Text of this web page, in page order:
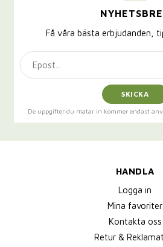
Få våra bästa erbjudanden,
SKICKA
De uppgifter du matar in kommer endast
HANDLA
Logga in
Mina favoriter
Kontakta oss
Retur &